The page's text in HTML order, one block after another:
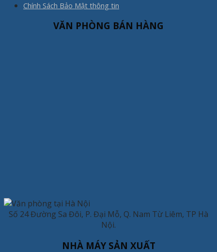
Chính Sách Bảo Mật thông tin
VĂN PHÒNG BÁN HÀNG
Số 24 Đường Sa Đôi, P. Đại Mỗ, Q. Nam Từ Liêm, TP Hà
Nội.
NHÀ MÁY SẢN XUẤT